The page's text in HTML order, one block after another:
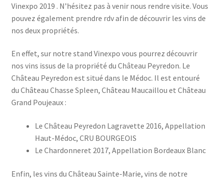
Vinexpo 2019 . N’hésitez pas à venir nous rendre visite. Vous
pouvez également prendre rdv afin de découvrir les vins de
nos deux propriétés.
En effet, sur notre stand Vinexpo vous pourrez découvrir
nos vins issus de la propriété du Château Peyredon. Le
Château Peyredon est situé dans le Médoc. Il est entouré
du Château Chasse Spleen, Château Maucaillou et Château
Grand Poujeaux :
Le Château Peyredon Lagravette 2016, Appellation
Haut-Médoc, CRU BOURGEOIS
Le Chardonneret 2017, Appellation Bordeaux Blanc
Enfin, les vins du Château Sainte-Marie, vins de notre